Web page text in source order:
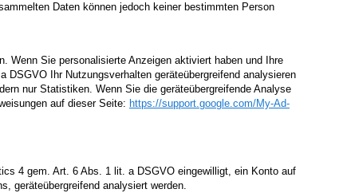
Daten können jedoch keiner bestimmten Person
Wenn Sie personalisierte Anzeigen aktiviert haben und Ihre
Ihr Nutzungsverhalten geräteübergreifend analysieren
nur Statistiken. Wenn Sie die geräteübergreifende Analyse
auf dieser Seite: https://support.google.com/My-Ad-
4 gem. Art. 6 Abs. 1 lit. a DSGVO eingewilligt, ein Konto auf
geräteübergreifend analysiert werden.